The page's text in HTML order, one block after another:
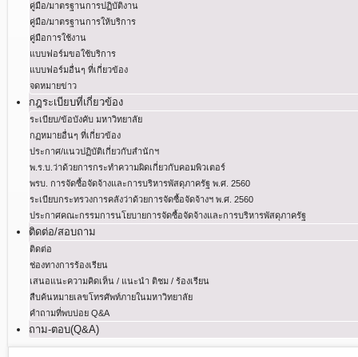
คู่มือ/มาตรฐานการปฏิบัติงาน
คู่มือ/มาตรฐานการให้บริการ
คู่มือการใช้งาน
แบบฟอร์มขอใช้บริการ
แบบฟอร์มอื่นๆ ที่เกี่ยวข้อง
จดหมายข่าว
กฎระเบียบที่เกี่ยวข้อง
ระเบียบ/ข้อบังคับ มหาวิทยาลัย
กฏหมายอื่นๆ ที่เกี่ยวข้อง
ประกาศ/แนวปฏิบัติเกี่ยวกับสำนักฯ
พ.ร.บ.ว่าด้วยการกระทําความผิดเกี่ยวกับคอมพิวเตอร์
พรบ. การจัดซื้อจัดจ้างและการบริหารพัสดุภาครัฐ พ.ศ. 2560
ระเบียบกระทรวงการคลังว่าด้วยการจัดซื้อจัดจ้างฯ พ.ศ. 2560
ประกาศคณะกรรมการนโยบายการจัดซื้อจัดจ้างและการบริหารพัสดุภาครัฐ
ติดต่อ/สอบถาม
ติดต่อ
ช่องทางการร้องเรียน
เสนอแนะความคิดเห็น / แนะนำ ติชม / ร้องเรียน
สืบค้นหมายเลขโทรศัพท์ภายในมหาวิทยาลัย
คำถามที่พบบ่อย Q&A
ถาม-ตอบ(Q&A)